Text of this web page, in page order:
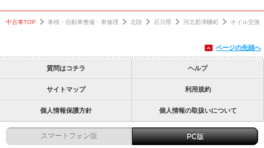
中古車TOP 車検・自動車整備・車修理 北陸 石川県 河北郡津幡町 オイル交換
ページの先頭へ
質問はコチラ ヘルプ
サイトマップ 利用規約
個人情報保護方針 個人情報の取扱いについて
スマートフォン版 PC版